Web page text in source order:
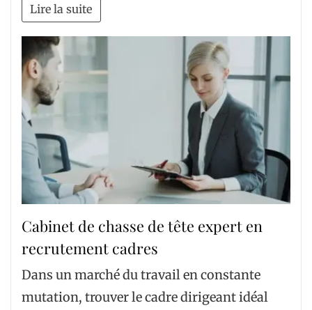
Lire la suite
Cabinet de chasse de tête expert en
recrutement cadres
Dans un marché du travail en constante
mutation, trouver le cadre dirigeant idéal